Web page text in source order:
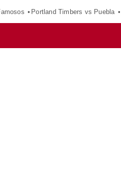
Portland Timbers vs Puebla